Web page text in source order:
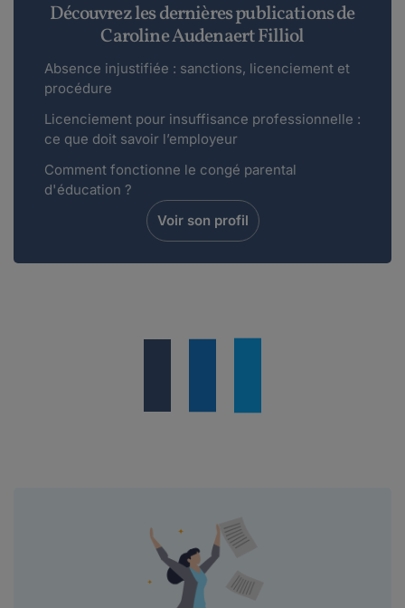
Découvrez les dernières publications de
Caroline Audenaert Filliol
Absence injustifiée : sanctions, licenciement et
procédure
Licenciement pour insuffisance professionnelle :
ce que doit savoir l’employeur
Comment fonctionne le congé parental
d'éducation ?
Voir son profil